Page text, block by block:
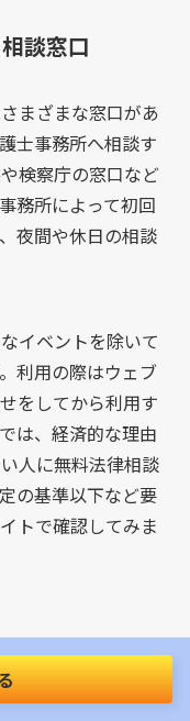
談窓口
まざまな窓口があ
士事務所へ相談す
検察庁の窓口など
務所によって初回
夜間や休日の相談
イベントを除いて
利用の際はウェブ
をしてから利用す
は、経済的な理由
人に無料法律相談
の基準以下など要
トで確認してみま
290人の弁護士が
潟県内に複数の法